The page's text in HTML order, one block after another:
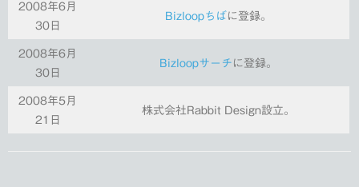
2008年6月
30日
Bizloopちば に登録。
2008年6月
30日
Bizloopサーチ に登録。
2008年5月
21日
株式会社Rabbit Design設立。